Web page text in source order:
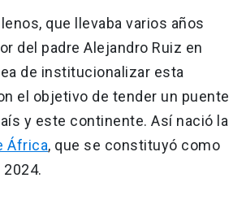
que llevaba varios años
del padre Alejandro Ruiz en
de institucionalizar esta
el objetivo de tender un puente
y este continente. Así nació la
África, que se constituyó como